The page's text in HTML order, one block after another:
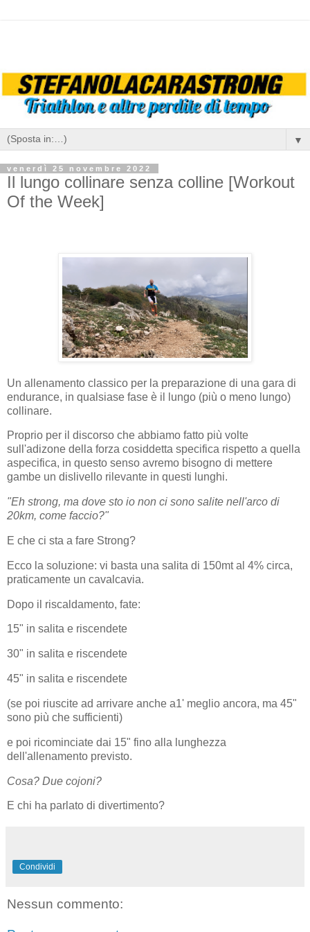
▼
venerdì 25 novembre 2022
Il lungo collinare senza colline [Workout
Of the Week]
Un allenamento classico per la preparazione di una gara di
endurance, in qualsiase fase è il lungo (più o meno lungo)
collinare.
Proprio per il discorso che abbiamo fatto più volte
sull'adizone della forza cosiddetta specifica rispetto a quella
aspecifica, in questo senso avremo bisogno di mettere
gambe un dislivello rilevante in questi lunghi.
"Eh strong, ma dove sto io non ci sono salite nell'arco di
20km, come faccio?"
E che ci sta a fare Strong?
Ecco la soluzione: vi basta una salita di 150mt al 4% circa,
praticamente un cavalcavia.
Dopo il riscaldamento, fate:
15" in salita e riscendete
30" in salita e riscendete
45" in salita e riscendete
(se poi riuscite ad arrivare anche a1' meglio ancora, ma 45"
sono più che sufficienti)
e poi ricominciate dai 15" fino alla lunghezza
dell'allenamento previsto.
Cosa? Due cojoni?
E chi ha parlato di divertimento?
Condividi
Nessun commento: